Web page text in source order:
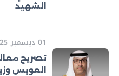
الشهيد
01 ديسمبر 2025
تصريح
العويس